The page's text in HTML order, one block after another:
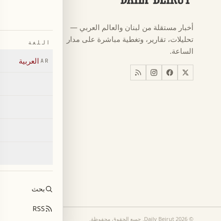
أخبار مستقلة من لبنان والعالم العربي —
تحليلات، تقارير، وتغطية مباشرة على مدار
الساعة.
كأس العالم
←أخبار
←اخبار لبنان
©
2026 جميع الحقوق محفوظة.
اللغة
AR العربية
بحث
RSS